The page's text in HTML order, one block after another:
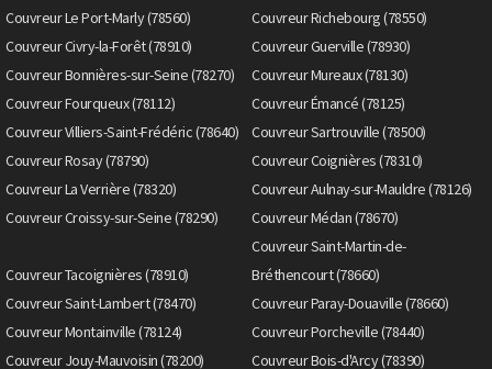
Couvreur Le Port-Marly (78560)
Couvreur Richebourg (78550)
Couvreur Civry-la-Forêt (78910)
Couvreur Guerville (78930)
Couvreur Bonnières-sur-Seine (78270)
Couvreur Mureaux (78130)
Couvreur Fourqueux (78112)
Couvreur Émancé (78125)
Couvreur Villiers-Saint-Frédéric (78640)
Couvreur Sartrouville (78500)
Couvreur Rosay (78790)
Couvreur Coignières (78310)
Couvreur La Verrière (78320)
Couvreur Aulnay-sur-Mauldre (78126)
Couvreur Croissy-sur-Seine (78290)
Couvreur Médan (78670)
Couvreur Tacoignières (78910)
Couvreur Saint-Martin-de-
Bréthencourt (78660)
Couvreur Saint-Lambert (78470)
Couvreur Paray-Douaville (78660)
Couvreur Montainville (78124)
Couvreur Porcheville (78440)
Couvreur Jouy-Mauvoisin (78200)
Couvreur Bois-d'Arcy (78390)